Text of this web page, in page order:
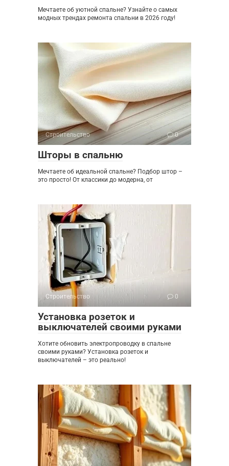
Мечтаете об уютной спальне? Узнайте о самых
модных трендах ремонта спальни в 2026 году!
Строительство 0
Шторы в спальню
Мечтаете об идеальной спальне? Подбор штор –
это просто! От классики до модерна, от
Строительство 0
Установка розеток и
выключателей своими руками
Хотите обновить электропроводку в спальне
своими руками? Установка розеток и
выключателей – это реально!